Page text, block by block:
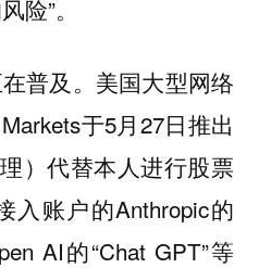
险”。
普及。美国大型网络
于5月27日推出
）代替本人进行股票
入账户的Anthropic的
AI的“Chat GPT”等